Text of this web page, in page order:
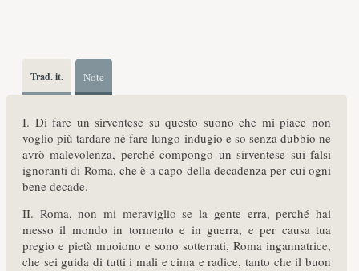
Trad. it. Note
I. Di fare un sirventese su questo suono che mi piace non
voglio più tardare né fare lungo indugio e so senza dubbio ne
avrò malevolenza, perché compongo un sirventese sui falsi
ignoranti di Roma, che è a capo della decadenza per cui ogni
bene decade.
II. Roma, non mi meraviglio se la gente erra, perché hai
messo il mondo in tormento e in guerra, e per causa tua
pregio e pietà muoiono e sono sotterrati, Roma ingannatrice,
che sei guida di tutti i mali e cima e radice, tanto che il buon